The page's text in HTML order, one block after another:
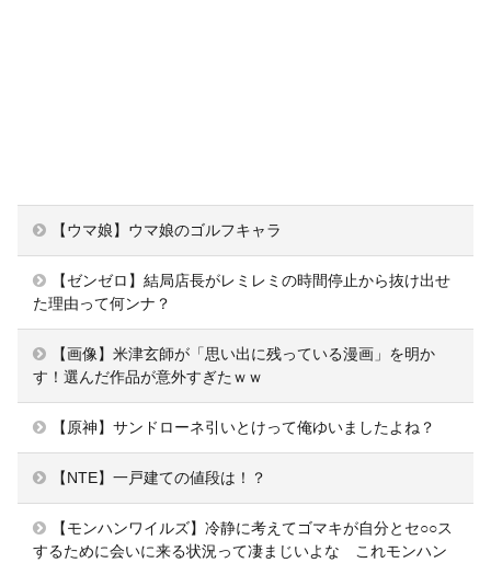
【ウマ娘】ウマ娘のゴルフキャラ
【ゼンゼロ】結局店長がレミレミの時間停止から抜け出せ
た理由って何ンナ？
【画像】米津玄師が「思い出に残っている漫画」を明か
す！選んだ作品が意外すぎたｗｗ
【原神】サンドローネ引いとけって俺ゆいましたよね？
【NTE】一戸建ての値段は！？
【モンハンワイルズ】冷静に考えてゴマキが自分とセ○○ス
するために会いに来る状況って凄まじいよな これモンハン